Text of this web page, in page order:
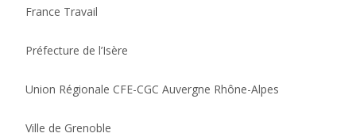
France Travail
Préfecture de l’Isère
Union Régionale CFE-CGC Auvergne Rhône-Alpes
Ville de Grenoble